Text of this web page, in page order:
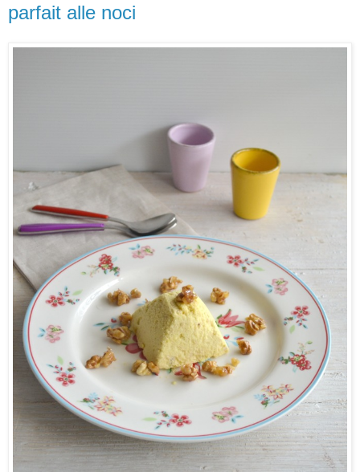
parfait alle noci